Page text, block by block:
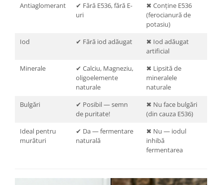
Antiaglomerant
✔ Fără E536, fără E-
uri
✖ Conține E536
(ferocianură de
potasiu)
Iod
✔ Fără iod adăugat
✖ Iod adăugat
artificial
Minerale
✔ Calciu, Magneziu,
oligoelemente
naturale
✖ Lipsită de
mineralele
naturale
Bulgări
✔ Posibil — semn
de puritate!
✖ Nu face bulgări
(din cauza E536)
Ideal pentru
murături
✔ Da — fermentare
naturală
✖ Nu — iodul
inhibă
fermentarea